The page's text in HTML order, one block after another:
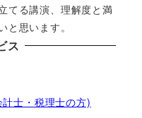
てる講演、理解度と満
と思います。
ス
士・税理士の方)